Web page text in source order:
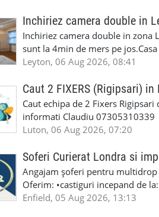
iTP/MOT Masini Mici si Vanuri
Accident Management, Preluam
Masina la Schimb. ✅ Distributii
Geometrie Profesionala Roti
Explicatii. ✅ Suntem foarte buni
Reparam orice tip de masina
Masina de Drum Lung. ✅
Detailing Auto Interior/Exterior.
WhatsApp Text https://wa.link/
6HB
#AtelierAutoLondra
#RomanianGarageRepair
#RomanianMechanic
#MecaniciProfesionistiLondra
lucru constant ✅ Echipă
detalii și programare, trimiteți
Inchiriez camera double in
Inchiriez camera double in zona
sunt la 4min de mers pe
incluse.Cautam o persoana sau
seriozitate.Multumesc anticipat.
Leyton, 06 Aug 2026, 08:41
Caut 2 FIXERS (Rigipsari) in
Caut echipa de 2 Fixers
informati Claudiu 07305310339
Luton, 06 Aug 2026, 07:20
Soferi Curierat Londra si
Angajam șoferi pentru
Oferim: •castiguri incepand de
pentru cei platitori de VAT si
Enfield, 05 Aug 2026, 13:13